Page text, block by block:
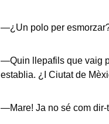
—¿Un polo per
—Quin llepafils que vaig
establia. ¿I Ciutat de
—Mare! Ja no sé com dir-